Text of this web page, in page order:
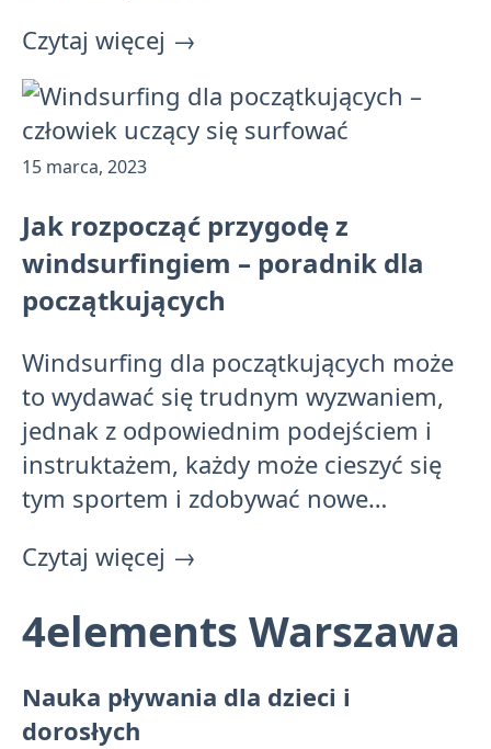
Czytaj więcej →
Opublikowano:
15 marca, 2023
Jak rozpocząć przygodę z
windsurfingiem – poradnik dla
początkujących
Windsurfing dla początkujących może
to wydawać się trudnym wyzwaniem,
jednak z odpowiednim podejściem i
instruktażem, każdy może cieszyć się
tym sportem i zdobywać nowe…
Czytaj więcej →
4elements Warszawa
Nauka pływania dla dzieci i
dorosłych